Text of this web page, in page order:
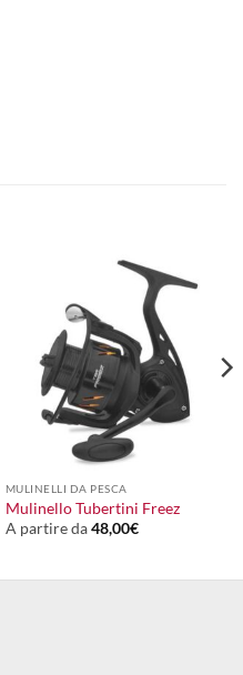
MULINELLI DA PESCA
Mulinello Tubertini Freez
A partire da48,00€